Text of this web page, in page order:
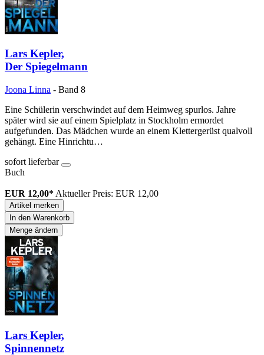
Lars Kepler,
Der Spiegelmann
Joona Linna - Band 8
Eine Schülerin verschwindet auf dem Heimweg spurlos. Jahre
später wird sie auf einem Spielplatz in Stockholm ermordet
aufgefunden. Das Mädchen wurde an einem Klettergerüst qualvoll
gehängt. Eine Hinrichtu…
sofort lieferbar
Buch
EUR 12,00* Aktueller Preis: EUR 12,00
Artikel merken
In den Warenkorb
Menge ändern
Lars Kepler,
Spinnennetz